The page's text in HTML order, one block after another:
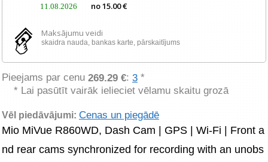
11.08.2026 no 15.00 €
Maksājumu veidi
skaidra nauda, ​​bankas karte, pārskaitījums
Pieejams par cenu 269.29 €: 3 *
* Lai pasūtīt vairāk ielieciet vēlamu skaitu grozā
Vēl piedāvājumi: Cenas un piegādē
Mio MiVue R860WD, Dash Cam | GPS | Wi-Fi | Front a
nd rear cams synchronized for recording with an unobs